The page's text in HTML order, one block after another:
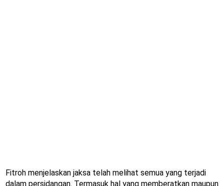
Fitroh menjelaskan jaksa telah melihat semua yang terjadi
dalam persidangan. Termasuk hal yang memberatkan maupun